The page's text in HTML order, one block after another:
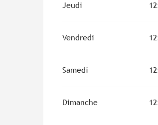
Jeudi
Vendredi
Samedi
Dimanche